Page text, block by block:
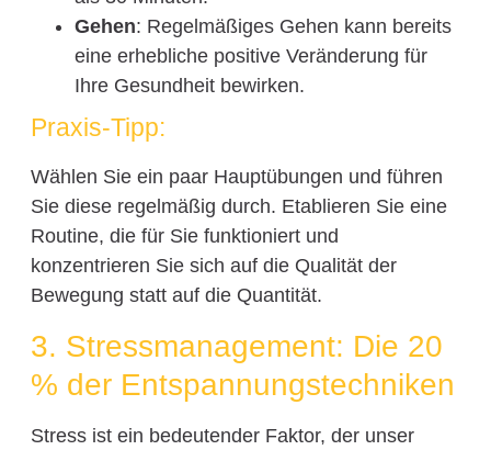
Gehen: Regelmäßiges Gehen kann bereits
eine erhebliche positive Veränderung für
Ihre Gesundheit bewirken.
Praxis-Tipp:
Wählen Sie ein paar Hauptübungen und führen
Sie diese regelmäßig durch. Etablieren Sie eine
Routine, die für Sie funktioniert und
konzentrieren Sie sich auf die Qualität der
Bewegung statt auf die Quantität.
3. Stressmanagement: Die 20
% der Entspannungstechniken
Stress ist ein bedeutender Faktor, der unser